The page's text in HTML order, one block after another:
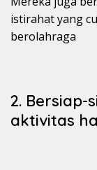
istirahat yang
berolahraga
2. Bersiap-
aktivitas